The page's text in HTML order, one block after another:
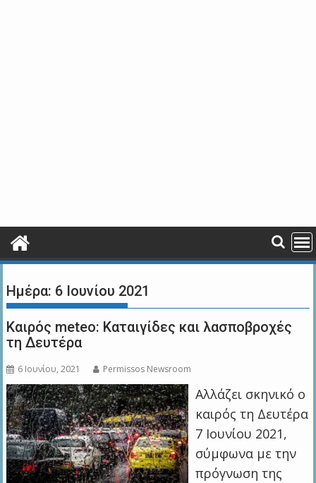
Ημέρα: 6 Ιουνίου 2021
Καιρός meteo: Καταιγίδες και λασποβροχές
τη Δευτέρα
6 Ιουνίου, 2021 Permissos Newsroom
Αλλάζει σκηνικό ο
καιρός τη Δευτέρα
7 Ιουνίου 2021,
σύμφωνα με την
πρόγνωση της